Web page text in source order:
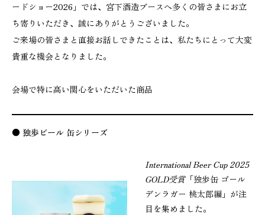
ードショー2026」では、宮下酒造ブースへ多くの皆さまにお立
ち寄りいただき、誠にありがとうございました。
ご来場の皆さまと直接お話しできたことは、私たちにとって大変
貴重な機会となりました。
会場で特に高い関心をいただいた商品
● 独歩ビール 缶シリーズ
International Beer Cup 2025
GOLD受賞「独歩缶 ゴール
デンラガー 桃太郎編」が注
目を集めました。